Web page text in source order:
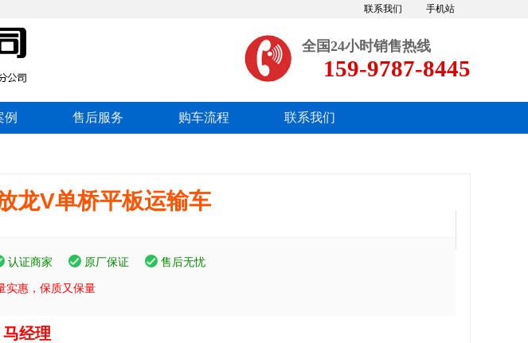
手机站
联系我们
全国24小时销售热线
159-9787-8445
例 售后服务 购车流程 联系我们
龙V单桥平板运输车
认证商家 原厂保证 售后无忧
实惠，保质又保量
马经理